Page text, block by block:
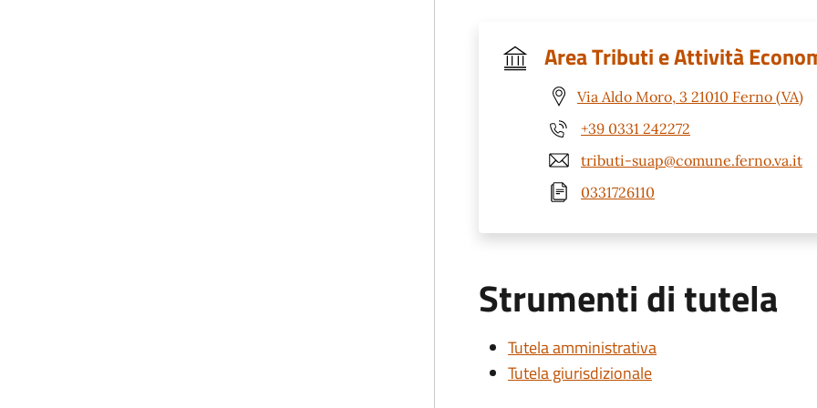
Area Tributi e Attività
Via Aldo Moro, 3 21010 Ferno (VA)
+39 0331 242272
tributi-suap@comune.ferno.va.it
0331726110
Strumenti di tutela
Tutela amministrativa
Tutela giurisdizionale